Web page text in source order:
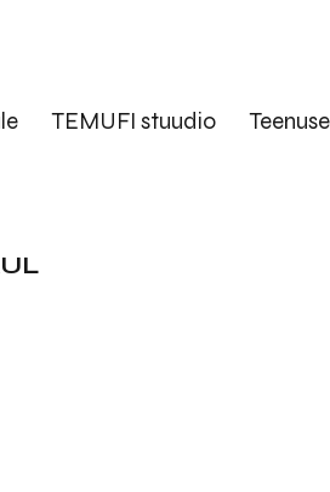
TEMUFI stuudio